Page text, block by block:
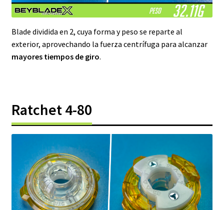
Blade dividida en 2, cuya forma y peso se reparte al
exterior, aprovechando la fuerza centrífuga para alcanzar
mayores tiempos de giro.
Ratchet 4-80